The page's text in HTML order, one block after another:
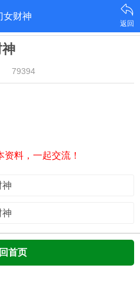
女财神
返回
79394
料，一起交流！
神
神
首页